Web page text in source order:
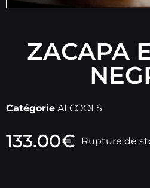
ZACAPA
Catégorie ALCOOLS
133.00€ Rupture de